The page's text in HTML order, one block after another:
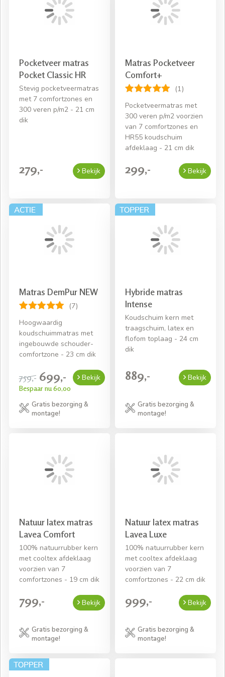
Pocketveer matras
Pocket Classic HR
Stevig pocketveermatras
met 7 comfortzones en
300 veren p/m2 - 21 cm
dik
279,- Bekijk
Matras Pocketveer
Comfort+
(1)
Pocketveermatras met
300 veren p/m2 voorzien
van 7 comfortzones en
HR55 koudschuim
afdeklaag - 21 cm dik
299,- Bekijk
Matras DemPur NEW
(7)
Hoogwaardig
koudschuimmatras met
ingebouwde schouder-
comfortzone - 23 cm dik
759,- 699,-
Bespaar nu 60,00
Bekijk
Gratis bezorging &
montage!
Hybride matras
Intense
Koudschuim kern met
traagschuim, latex en
flofom toplaag - 24 cm
dik
889,- Bekijk
Gratis bezorging &
montage!
Natuur latex matras
Lavea Comfort
100% natuurrubber kern
met cooltex afdeklaag
voorzien van 7
comfortzones - 19 cm dik
799,- Bekijk
Gratis bezorging &
montage!
Natuur latex matras
Lavea Luxe
100% natuurrubber kern
met cooltex afdeklaag
voorzien van 7
comfortzones - 22 cm dik
999,- Bekijk
Gratis bezorging &
montage!